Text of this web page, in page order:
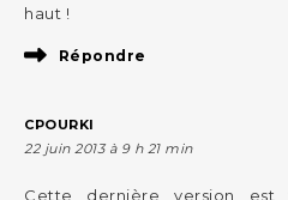
haut !
Répondre
CPOURKI
22 juin 2013 à 9 h 21 min
Cette dernière version